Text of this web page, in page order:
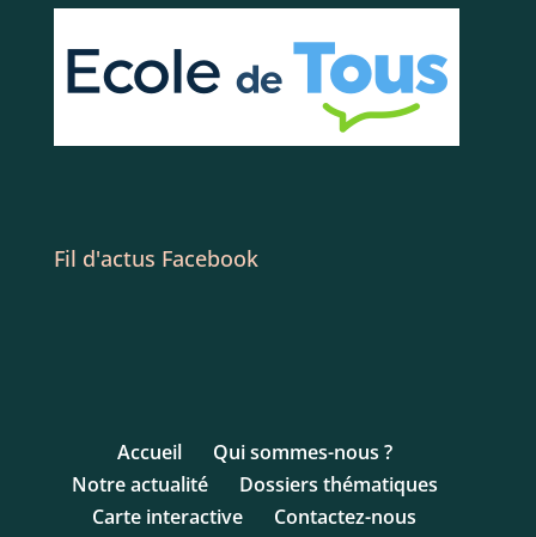
Fil d'actus Facebook
Accueil
Qui sommes-nous ?
Notre actualité
Dossiers thématiques
Carte interactive
Contactez-nous